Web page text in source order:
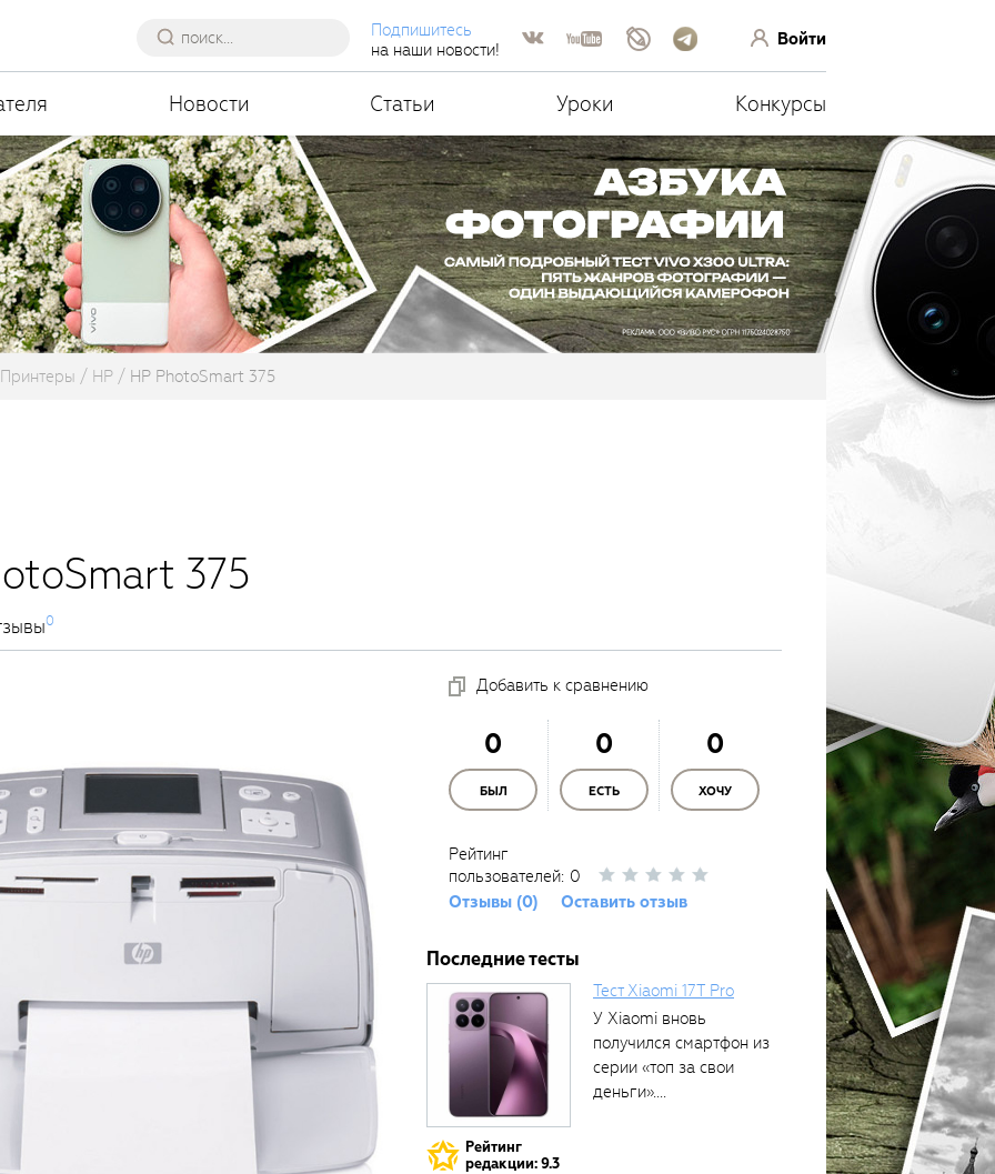
Подпишитесь
на наши новости!
Войти
Новости Статьи Уроки Конкурсы
Принтеры HP HP PhotoSmart 375
375
0
Добавить к сравнению
0
БЫЛ
0
ЕСТЬ
0
ХОЧУ
Рейтинг
пользователей: 0
Отзывы (0)
Оставить отзыв
Последние тесты
Рейтинг
редакции: 9.3
Тест Xiaomi 17T Pro
У Xiaomi вновь
получился смартфон из
серии «топ за свои
деньги»....